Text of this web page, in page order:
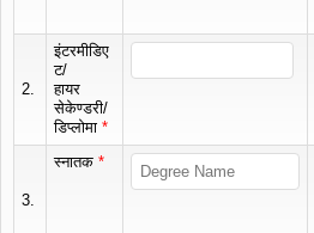
2.
इंटरमीडिए
ट/
हायर
सेकेण्डरी/
डिप्लोमा *
3.
स्नातक *